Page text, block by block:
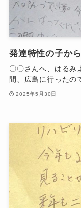
発達特性の子か
〇〇さんへ、はるみ
間、広島に行ったの
2025年5月30日